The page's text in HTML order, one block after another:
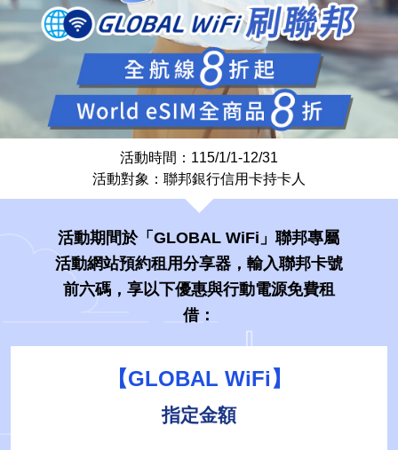
活動時間：115/1/1-12/31
活動對象：聯邦銀行信用卡持卡人
活動期間於「GLOBAL WiFi」聯邦專屬
活動網站預約租用分享器，輸入聯邦卡號
前六碼，享以下優惠與行動電源免費租
借：
【GLOBAL WiFi】
指定金額